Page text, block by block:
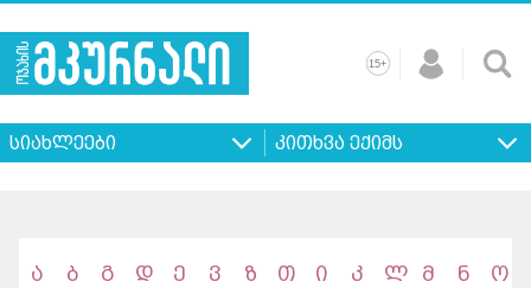
შესახებ ხშირად
კითხვები
15+
სიახლეები კითხვა ექიმს
ა ბ გ დ ე ვ ზ თ ი კ ლ მ ნ ო